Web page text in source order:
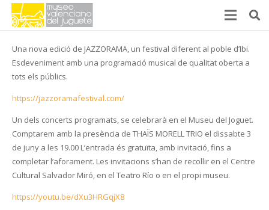
Una nova edició de JAZZORAMA, un festival diferent al poble d’Ibi.
Esdeveniment amb una programació musical de qualitat oberta a
tots els públics.
https://jazzoramafestival.com/
Un dels concerts programats, se celebrarà en el Museu del Joguet.
Comptarem amb la presència de THAÏS MORELL TRIO el dissabte 3
de juny a les 19.00 L’entrada és gratuïta, amb invitació, fins a
completar l’aforament. Les invitacions s’han de recollir en el Centre
Cultural Salvador Miró, en el Teatro Río o en el propi museu.
https://youtu.be/dXu3HRGqjX8